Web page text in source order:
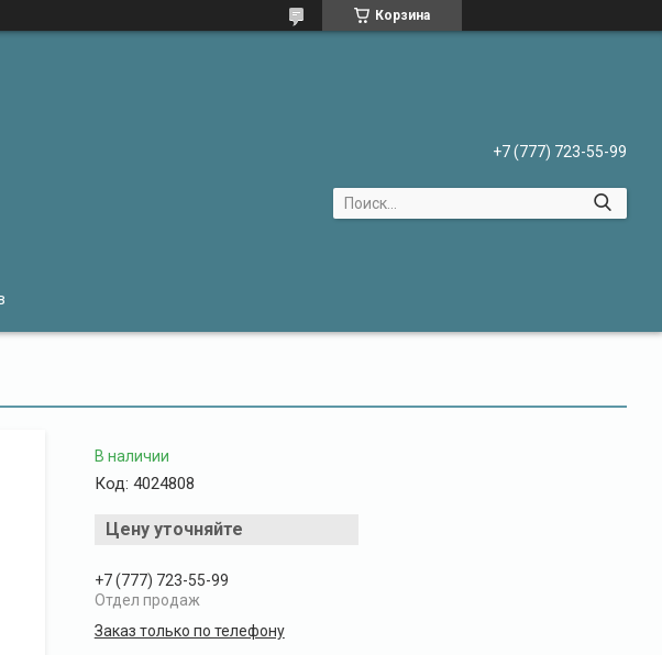
Корзина
+7 (777) 723-55-99
В наличии
Код: 4024808
Цену уточняйте
+7 (777) 723-55-99
Отдел продаж
Заказ только по телефону